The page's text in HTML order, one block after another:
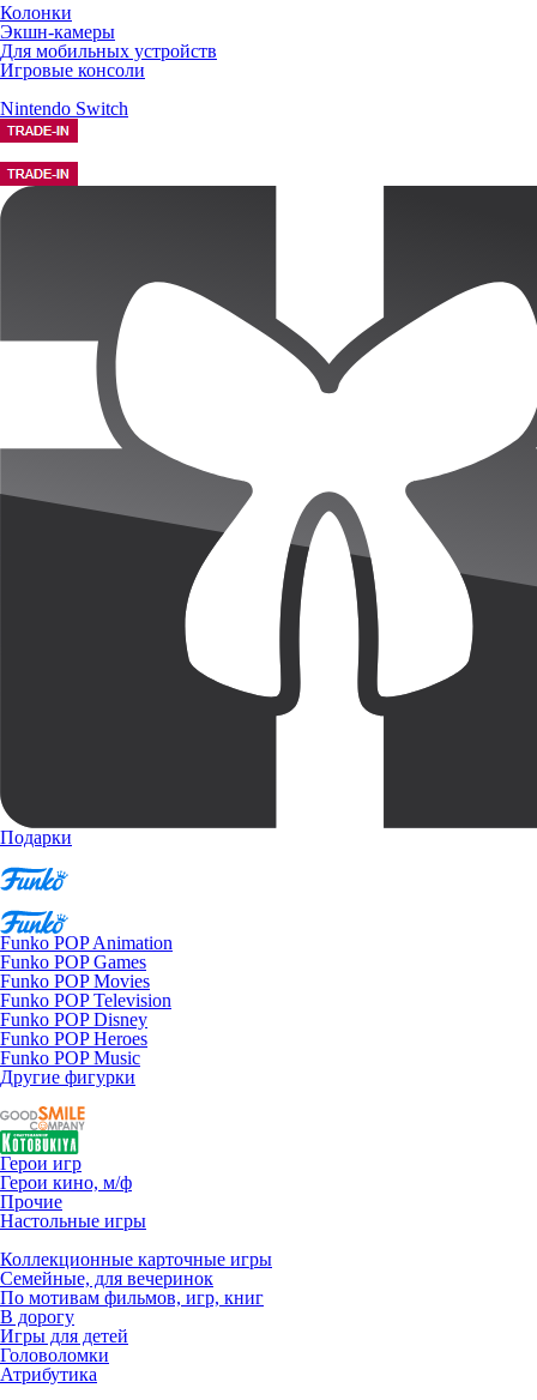
Колонки
Экшн-камеры
Для мобильных устройств
Игровые консоли
Nintendo Switch
Подарки
Funko POP Animation
Funko POP Games
Funko POP Movies
Funko POP Television
Funko POP Disney
Funko POP Heroes
Funko POP Music
Другие фигурки
Герои игр
Герои кино, м/ф
Прочие
Настольные игры
Коллекционные карточные игры
Семейные, для вечеринок
По мотивам фильмов, игр, книг
В дорогу
Игры для детей
Головоломки
Атрибутика